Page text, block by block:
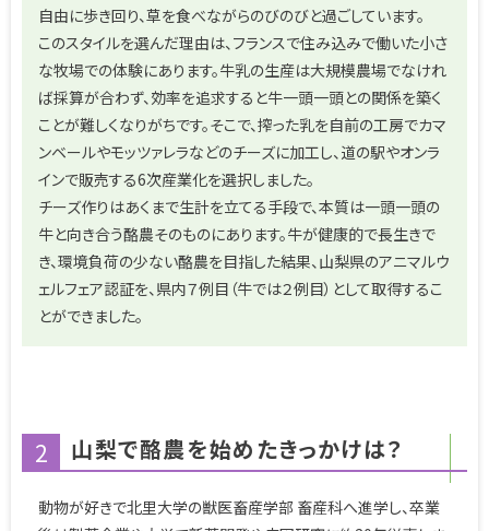
自由に歩き回り、草を食べながらのびのびと過ごしています。
このスタイルを選んだ理由は、フランスで住み込みで働いた小さ
な牧場での体験にあります。牛乳の生産は大規模農場でなけれ
ば採算が合わず、効率を追求すると牛一頭一頭との関係を築く
ことが難しくなりがちです。そこで、搾った乳を自前の工房でカマ
ンベールやモッツァレラなどのチーズに加工し、道の駅やオンラ
インで販売する6次産業化を選択しました。
チーズ作りはあくまで生計を立てる手段で、本質は一頭一頭の
牛と向き合う酪農そのものにあります。牛が健康的で長生きで
き、環境負荷の少ない酪農を目指した結果、山梨県のアニマルウ
ェルフェア認証を、県内７例目（牛では２例目）として取得するこ
とができました。
2 山梨で酪農を始めたきっかけは？
動物が好きで北里大学の獣医畜産学部 畜産科へ進学し、卒業